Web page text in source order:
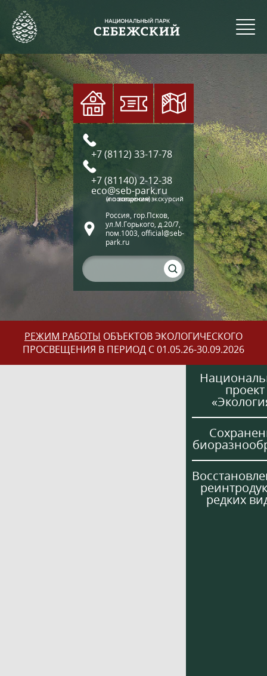
+7 (8112) 33-17-78
+7 (81140) 2-12-38
eco@seb-park.ru
(по вопросам экскурсий и посещения)
Россия, гор.Псков,
ул.М.Горького, д.20/7,
пом.1003, official@seb-
park.ru
РЕЖИМ РАБОТЫ ОБЪЕКТОВ ЭКОЛОГИЧЕСКОГО
ПРОСВЕЩЕНИЯ В ПЕРИОД С 01.05.26-30.09.2026
проект
редких